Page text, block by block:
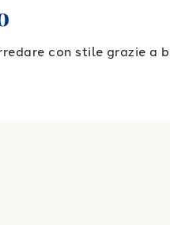
con stile grazie a